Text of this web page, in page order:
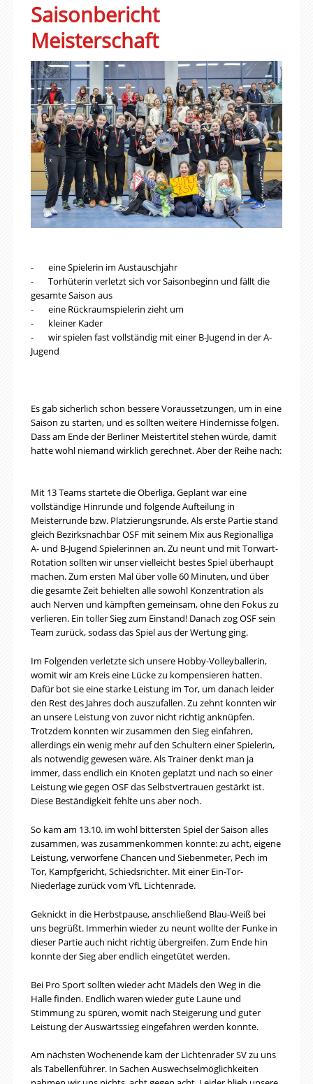
Saisonbericht
Meisterschaft
-eine Spielerin im Austauschjahr
-Torhüterin verletzt sich vor Saisonbeginn und fällt die
gesamte Saison aus
-eine Rückraumspielerin zieht um
- kleiner Kader
-wir spielen fast vollständig mit einer B-Jugend in der A-
Jugend
Es gab sicherlich schon bessere Voraussetzungen, um in eine
Saison zu starten, und es sollten weitere Hindernisse folgen.
Dass am Ende der Berliner Meistertitel stehen würde, damit
hatte wohl niemand wirklich gerechnet. Aber der Reihe nach:
Mit 13 Teams startete die Oberliga. Geplant war eine
vollständige Hinrunde und folgende Aufteilung in
Meisterrunde bzw. Platzierungsrunde. Als erste Partie stand
gleich Bezirksnachbar OSF mit seinem Mix aus Regionalliga
A- und B-Jugend Spielerinnen an. Zu neunt und mit Torwart-
Rotation sollten wir unser vielleicht bestes Spiel überhaupt
machen. Zum ersten Mal über volle 60 Minuten, und über
die gesamte Zeit behielten alle sowohl Konzentration als
auch Nerven und kämpften gemeinsam, ohne den Fokus zu
verlieren. Ein toller Sieg zum Einstand! Danach zog OSF sein
Team zurück, sodass das Spiel aus der Wertung ging.
Im Folgenden verletzte sich unsere Hobby-Volleyballerin,
womit wir am Kreis eine Lücke zu kompensieren hatten.
Dafür bot sie eine starke Leistung im Tor, um danach leider
den Rest des Jahres doch auszufallen. Zu zehnt konnten wir
an unsere Leistung von zuvor nicht richtig anknüpfen.
Trotzdem konnten wir zusammen den Sieg einfahren,
allerdings ein wenig mehr auf den Schultern einer Spielerin,
als notwendig gewesen wäre. Als Trainer denkt man ja
immer, dass endlich ein Knoten geplatzt und nach so einer
Leistung wie gegen OSF das Selbstvertrauen gestärkt ist.
Diese Beständigkeit fehlte uns aber noch.
So kam am 13.10. im wohl bittersten Spiel der Saison alles
zusammen, was zusammenkommen konnte: zu acht, eigene
Leistung, verworfene Chancen und Siebenmeter, Pech im
Tor, Kampfgericht, Schiedsrichter. Mit einer Ein-Tor-
Niederlage zurück vom VfL Lichtenrade.
Geknickt in die Herbstpause, anschließend Blau-Weiß bei
uns begrüßt. Immerhin wieder zu neunt wollte der Funke in
dieser Partie auch nicht richtig übergreifen. Zum Ende hin
konnte der Sieg aber endlich eingetütet werden.
Bei Pro Sport sollten wieder acht Mädels den Weg in die
Halle finden. Endlich waren wieder gute Laune und
Stimmung zu spüren, womit nach Steigerung und guter
Leistung der Auswärtssieg eingefahren werden konnte.
Am nächsten Wochenende kam der Lichtenrader SV zu uns
als Tabellenführer. In Sachen Auswechselmöglichkeiten